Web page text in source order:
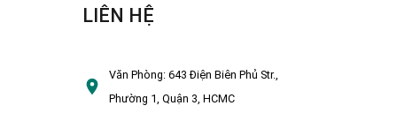
LIÊN HỆ
Văn Phòng:643 Điện Biên Phủ Str.,
Phường 1, Quận 3, HCMC